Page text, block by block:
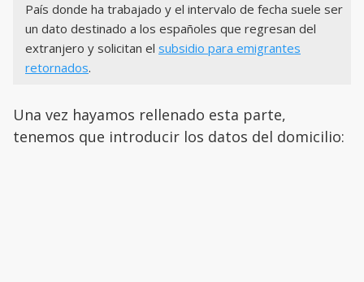
País donde ha trabajado y el intervalo de fecha suele ser
un dato destinado a los españoles que regresan del
extranjero y solicitan el subsidio para emigrantes
retornados.
Una vez hayamos rellenado esta parte,
tenemos que introducir los datos del domicilio: